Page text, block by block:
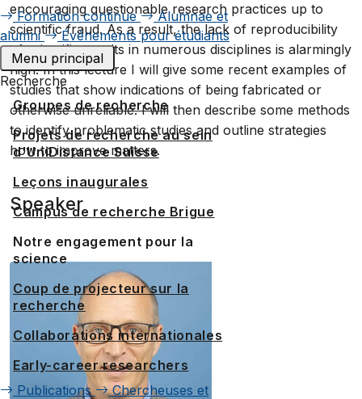
Formation continue
Alumnae et
alumni
Événements pour étudiants
Menu principal
Recherche
Groupes de recherche
Projets de recherche au sein
d'UniDistance Suisse
Leçons inaugurales
Campus de recherche Brigue
Notre engagement pour la
science
Coup de projecteur sur la
recherche
Collaborations internationales
Early-career researchers
Publications
Chercheuses et
encouraging questionable research practices up to
scientific fraud. As a result, the lack of reproducibility
of scientific results in numerous disciplines is alarmingly
high. In this lecture I will give some recent examples of
studies that show indications of being fabricated or
otherwise unreliable. I will then describe some methods
to identify problematic studies and outline strategies
how to improve matters.
Speaker